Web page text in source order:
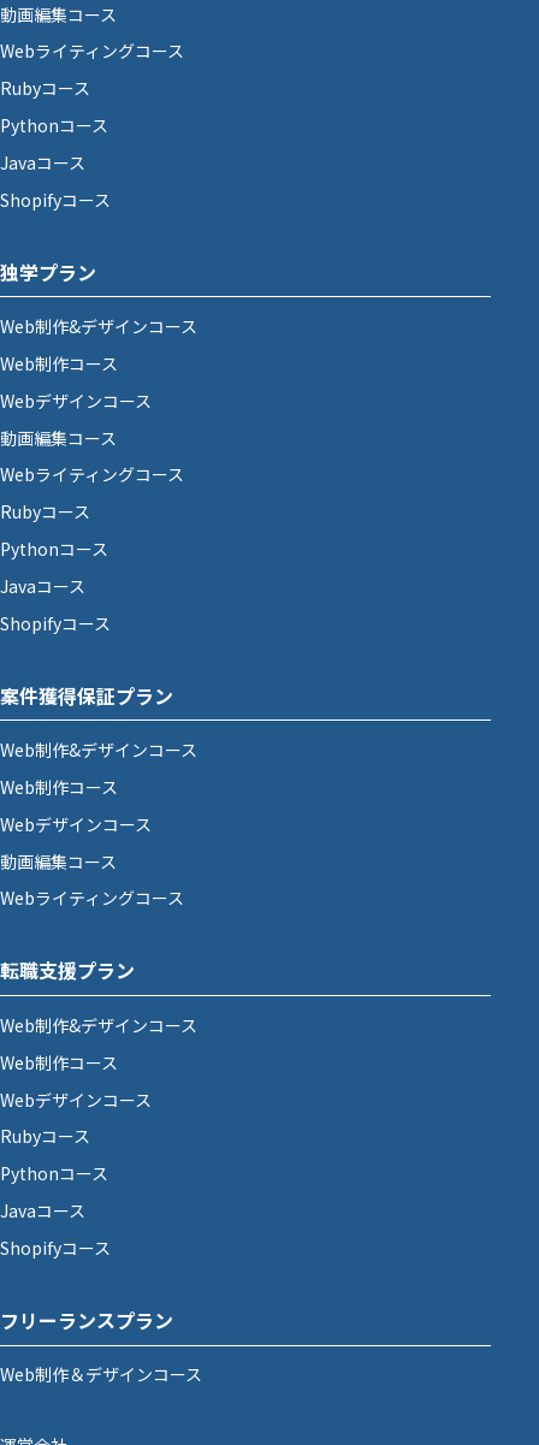
動画編集コース
Webライティングコース
Rubyコース
Pythonコース
Javaコース
Shopifyコース
独学プラン
Web制作&デザインコース
Web制作コース
Webデザインコース
動画編集コース
Webライティングコース
Rubyコース
Pythonコース
Javaコース
Shopifyコース
案件獲得保証プラン
Web制作&デザインコース
Web制作コース
Webデザインコース
動画編集コース
Webライティングコース
転職支援プラン
Web制作&デザインコース
Web制作コース
Webデザインコース
Rubyコース
Pythonコース
Javaコース
Shopifyコース
フリーランスプラン
Web制作＆デザインコース